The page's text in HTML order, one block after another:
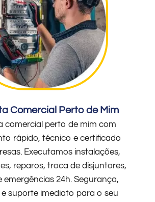
Comercial Perto de Mim
comercial perto de mim com
rápido, técnico e certificado
Executamos instalações,
reparos, troca de disjuntores,
emergências 24h. Segurança,
e suporte imediato para o seu